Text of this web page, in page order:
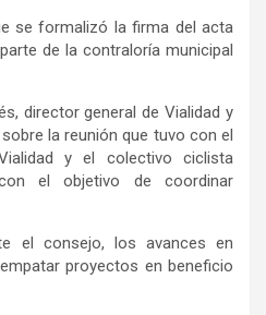
se formalizó la firma del acta
de la contraloría municipal
directorgeneral de Vialidad y
sobre la reunión que tuvo con el
y el colectivo ciclista
el
objetivo de coordinar
el consejo, los avances en
empatar proyectos en beneficio